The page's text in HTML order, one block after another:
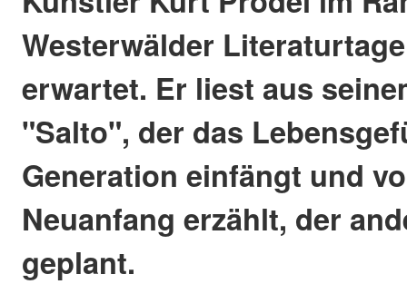
Westerwälder
erwartet. Er liest aus
"Salto", der das
Generation einfängt und
Neuanfang erzählt, der
geplant.